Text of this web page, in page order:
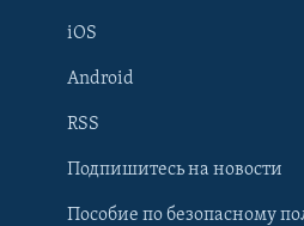
Learning English
iOS
Android
RSS
Подпишитесь на новости
Пособие по безопасному